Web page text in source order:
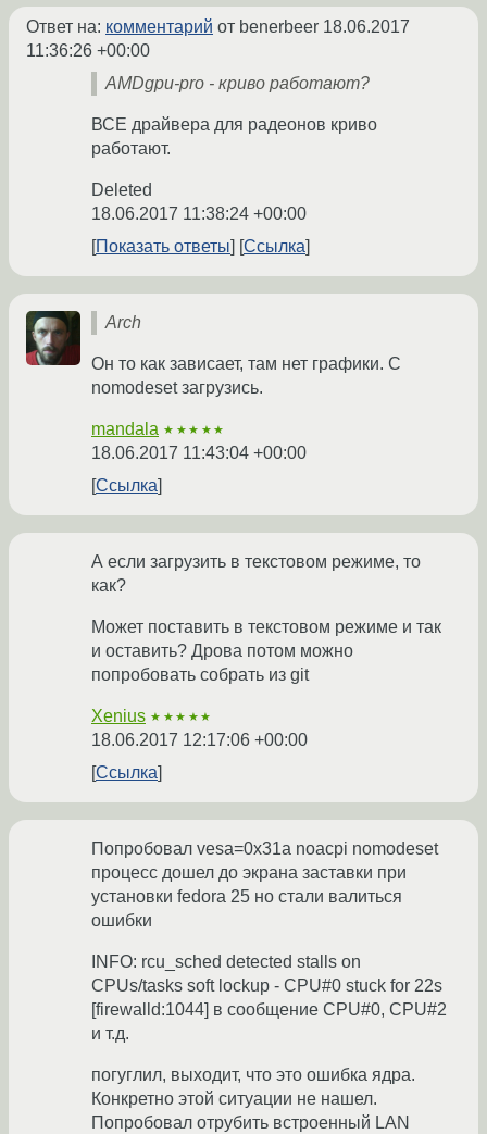
Ответ на: комментарий от benerbeer 18.06.2017
11:36:26 +00:00
AMDgpu-pro - криво работают?
ВСЕ драйвера для радеонов криво
работают.
Deleted
18.06.2017 11:38:24 +00:00
Показать ответы
Ссылка
Arch
Он то как зависает, там нет графики. С
nomodeset загрузись.
mandala ★★★★★
18.06.2017 11:43:04 +00:00
Ссылка
А если загрузить в текстовом режиме, то
как?
Может поставить в текстовом режиме и так
и оставить? Дрова потом можно
попробовать собрать из git
Xenius ★★★★★
18.06.2017 12:17:06 +00:00
Ссылка
Попробовал vesa=0x31a noacpi nomodeset
процесс дошел до экрана заставки при
установки fedora 25 но стали валиться
ошибки
INFO: rcu_sched detected stalls on
CPUs/tasks soft lockup - CPU#0 stuck for 22s
[firewalld:1044] в сообщение CPU#0, CPU#2
и т.д.
погуглил, выходит, что это ошибка ядра.
Конкретно этой ситуации не нашел.
Попробовал отрубить встроенный LAN